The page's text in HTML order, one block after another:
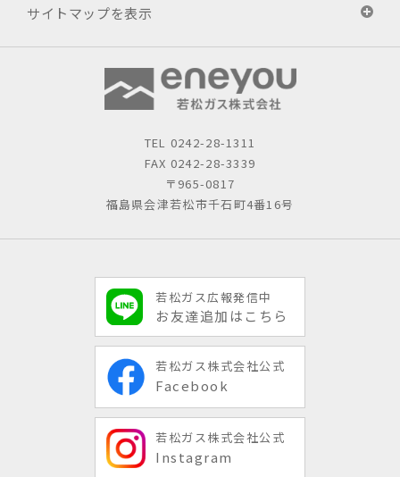
サイトマップを表示
TEL 0242-28-1311
FAX 0242-28-3339
〒965-0817
福島県会津若松市千石町4番16号
若松ガス広報発信中
お友達追加はこちら
若松ガス株式会社公式
Facebook
若松ガス株式会社公式
Instagram